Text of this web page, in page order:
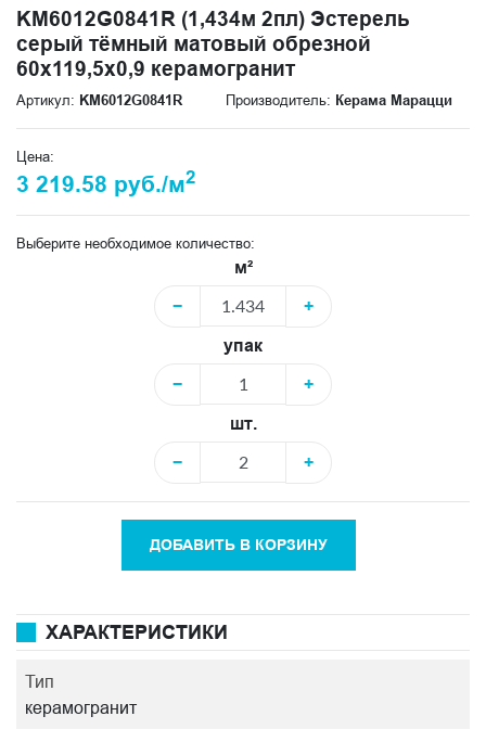
KM6012G0841R (1,434м 2пл) Эстерель
серый тёмный матовый обрезной
60x119,5x0,9 керамогранит
Артикул: KM6012G0841R Производитель: Керама Марацци
Цена:
3 219.58 руб./м2
Выберите необходимое количество:
м²
−
+
упак
−
+
шт.
−
+
ДОБАВИТЬ В КОРЗИНУ
ХАРАКТЕРИСТИКИ
Тип
керамогранит